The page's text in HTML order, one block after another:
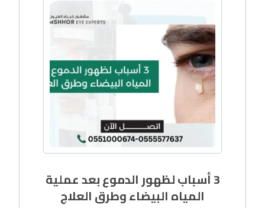
3 أسباب لظهور الدموع بعد عملية
المياه البيضاء وطرق العلاج